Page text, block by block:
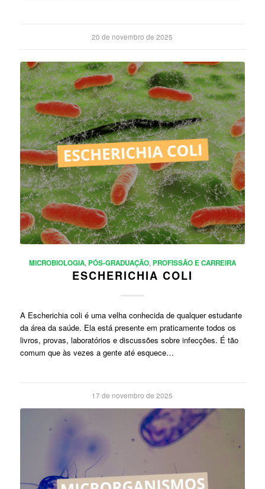
20 de novembro de 2025
MICROBIOLOGIA,PÓS-GRADUAÇÃO,PROFISSÃO E CARREIRA
ESCHERICHIA COLI
A Escherichia coli é uma velha conhecida de qualquer estudante
da área da saúde. Ela está presente em praticamente todos os
livros, provas, laboratórios e discussões sobre infecções. É tão
comum que às vezes a gente até esquece…
17 de novembro de 2025